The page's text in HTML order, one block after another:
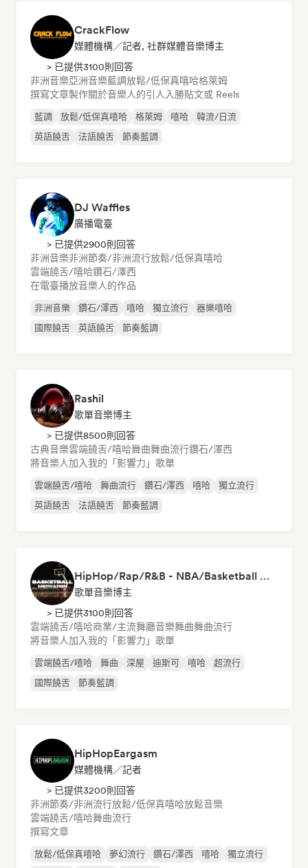
CrackFlow
媒體機構／記者, 社群媒體音樂博主
> 已提供3100則回答
非洲音樂亞洲音樂藍調放鬆/低保真嘻哈格萊姆
撰寫文章製作關於音樂人的引人入勝貼文或 Reels
藍調 放鬆/低保真嘻哈 格萊姆 嘻哈
韓流/日流
英語饒舌
法語饒舌 節奏藍調
DJ Waffles
廣播電臺
> 已提供2900則回答
非洲音樂非洲節奏/非洲流行放鬆/低保真嘻哈
雲端饒舌/嘻哈鑽石/澤西
在電臺播放音樂人的作品
非洲音樂 鑽石/澤西 嘻哈 獨立流行
器樂嘻哈
國際饒舌
英語饒舌 節奏藍調
Rashil
歌單音樂博主
> 已提供8500則回答
古典音樂雲端饒舌/嘻哈舞曲舞曲流行鑽石/澤西
將音樂人加入我的「影響力」歌單
雲端饒舌/嘻哈 舞曲流行 鑽石/澤西 嘻哈
獨立流行
英語饒舌
法語饒舌 節奏藍調
HipHop/Rap/R&B - NBA/Basketball Music
歌單音樂博主
> 已提供3100則回答
雲端饒舌/嘻哈商業/主流舞廳音樂舞曲舞曲流行
將音樂人加入我的「影響力」歌單
雲端饒舌/嘻哈 舞曲 深屋 迪斯可 嘻哈
超流行
國際饒舌
節奏藍調
HipHopEargasm
媒體機構／記者
> 已提供3200則回答
非洲節奏/非洲流行放鬆/低保真嘻哈放鬆音樂
雲端饒舌/嘻哈舞曲流行
撰寫文章
放鬆/低保真嘻哈 夢幻流行 鑽石/澤西 嘻哈
獨立流行